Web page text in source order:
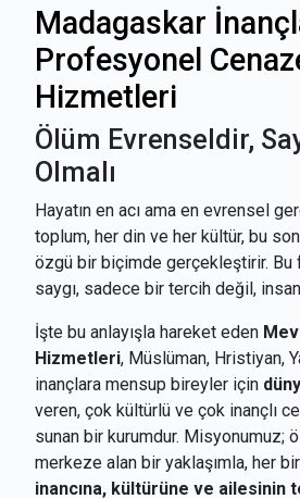
Madagaskar
Profesyonel
Hizmetleri
Ölüm Evrenseldir,
Olmalı
Hayatın en acı ama en evrensel
toplum, her din ve her kültür, bu
özgü bir biçimde gerçekleştirir. Bu
saygı, sadece bir tercih değil,
İşte bu anlayışla hareket eden
Hizmetleri, Müslüman, Hristiyan,
inançlara mensup bireyler için
veren, çok kültürlü ve çok inançlı
sunan bir kurumdur. Misyonumuz;
merkeze alan bir yaklaşımla, her
inancına, kültürüne ve ailesinin